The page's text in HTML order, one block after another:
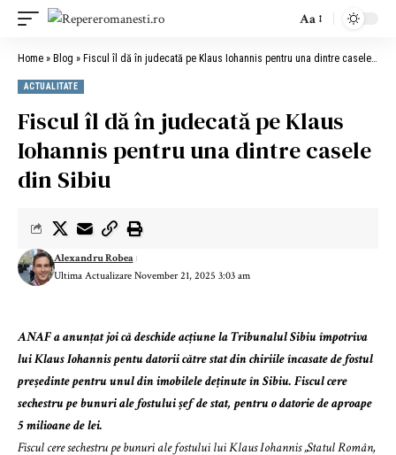
Aa
Home » Blog » Fiscul îl dă în judecată pe Klaus Iohannis pentru una dintre casele din Sibiu
ACTUALITATE
Fiscul îl dă în judecată pe Klaus
Iohannis pentru una dintre casele
din Sibiu
Ultima Actualizare November 21, 2025 3:03 am
Alexandru Robea
ANAF a anunțat joi că deschide acțiune la Tribunalul Sibiu împotriva
lui Klaus Iohannis pentu datorii către stat din chiriile încasate de fostul
președinte pentru unul din imobilele deținute în Sibiu. Fiscul cere
sechestru pe bunuri ale fostului șef de stat, pentru o datorie de aproape
5 milioane de lei.
Fiscul cere sechestru pe bunuri ale fostului lui Klaus Iohannis „Statul Român,